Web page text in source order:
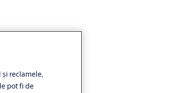
reclamele,
pot fi de